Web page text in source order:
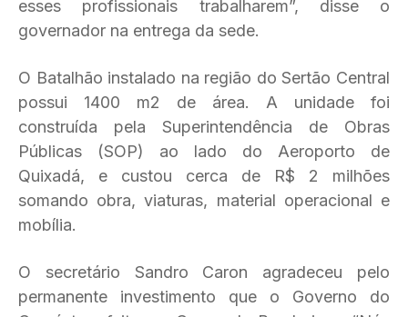
esses profissionais trabalharem”, disse o
governador na entrega da sede.
O Batalhão instalado na região do Sertão Central
possui 1400 m2 de área. A unidade foi
construída pela Superintendência de Obras
Públicas (SOP) ao lado do Aeroporto de
Quixadá, e custou cerca de R$ 2 milhões
somando obra, viaturas, material operacional e
mobília.
O secretário Sandro Caron agradeceu pelo
permanente investimento que o Governo do